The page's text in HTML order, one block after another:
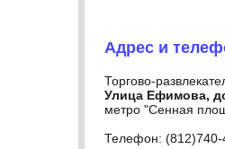
Адрес и
Торгово-
Улица Ефимова,
метро "Сенная
Телефон: (812)740-